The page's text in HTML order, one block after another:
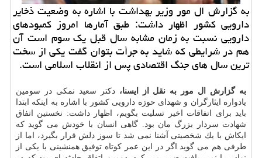
به گزارش ال مور وزیر بهداشت با اشاره به وضعیت ذخایر
دارویی كشور اظهار داشت: طبق آمارها امروز كمبودهای
دارویی نسبت به زمان مشابه سال قبل یك سوم است آن
هم در شرایطی كه شاید به جرأت بتوان گفت یكی از سخت
ترین سال های جنگ اقتصادی پس از انقلاب اسلامی است.
به گزارش ال مور به نقل از ایسنا،دكتر سعید نمكی در سومین
یادواره ایثارگران و شهدای حوزه دارویی كشور با اشاره به اینكه ابتدا
باید برای اتفاقات اخیر تسلیت بگویم، اظهار داشت: نخستین اتفاق
شهادت سردار بزرگ مان بود. گاهی انسان با خودش می گوید كه
ایكاش با یك شخصیتی آشنا نمی شد تا سوز دلش قرار بگیرد، اما از
طرفی هم می گوید اگر در این عمر كوتاه توفیق همنشینی با یكی از